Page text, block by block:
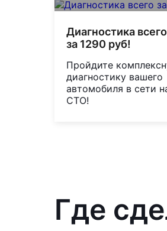
Диагностика всего
за 1290 руб!
Пройдите
диагностику вашего
автомобиля в сети
СТО!
Где